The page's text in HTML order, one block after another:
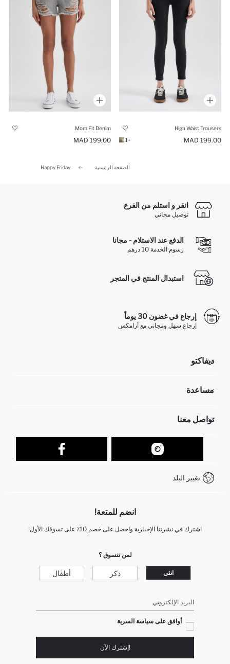
High Waist Trousers
199.00 MAD
+1
Mom Fit Denim
199.00 MAD
الصفحة الرئيسية Happy Friday
انقر و استلم من الفرع
توصيل مجاني
الدفع عند الاستلام - مجانا
رسوم الخدمة 10 درهم
استبدال المنتج في المتجر
إرجاع في غضون 30 يوماً
إرجاع سهل ومجاني مع أرامكس
ديفاكتو
تعرف علينا
مساعدة
عمليات الارجاع و الاستبدال السهلة
تتبع الشحنة
كيف يمكنك التسوق في ديفاكتو ؟
كيف تدفع في ديفاكتو؟
تواصل معنا
نموذج الاتصال
+212 525 076 633 خدمة العملاء
تغيير البلد
انضم للمتعة!
اشترك في نشرتنا الإخبارية واحصل على خصم 10٪ على تسوقك الأول!
لمن تتسوق ؟
انثى ذكر أطفال
البريد الإلكتروني
أوافق على سياسة السرية
!إشترك الآن